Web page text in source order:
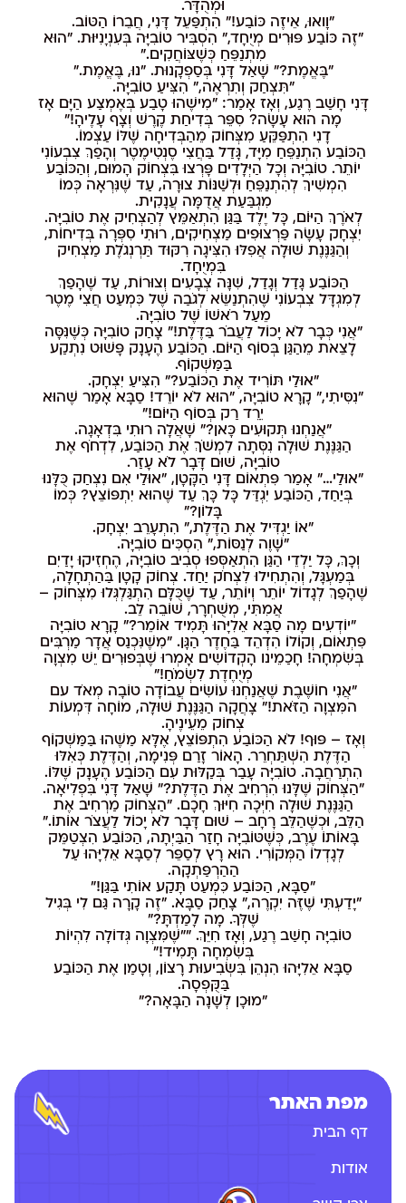
וּמְהֻדָּר.
"וָואוּ, אֵיזֶה כּוֹבַע!" הִתְפַּעֵל דָּנִי, חֲבֵרוֹ הַטּוֹב.
"זֶה כּוֹבַע פּוּרִים מְיֻחָד," הִסְבִּיר טוֹבִיָּה בְּעִנְיָנִיּוּת. "הוּא
מִתְנַפֵּחַ כְּשֶׁצּוֹחֲקִים."
"בֶּאֱמֶת?" שָׁאַל דָּנִי בְּסַפְקָנוּת. "נוּ, בֶּאֱמֶת."
"תִּצְחַק וְתִרְאֶה," הִצִּיעַ טוֹבִיָּה.
דָּנִי חָשַׁב רֶגַע, וְאָז אָמַר: "מִישֶׁהוּ טָבַע בְּאֶמְצַע הַיָּם אָז
מָה הוּא עָשָׂה? סִפֵּר בְּדִיחַת קֶרֶשׁ וְצָף עָלֶיהָ!"
דָנִי הִתְפַּקֵּעַ מִצְּחוֹק מֵהַבְּדִיחָה שֶׁלּוֹ עַצְמוֹ.
הַכּוֹבַע הִתְנַפֵּחַ מִיָּד, גָּדַל בַּחֲצִי סֶנְטִימֶטֶר וְהָפַךְ צִבְעוֹנִי
יוֹתֵר. טוֹבִיָּה וְכָל הַיְּלָדִים פָּרְצוּ בִּצְחוֹק הָמוּם, וְהַכּוֹבַע
הִמְשִׁיךְ לְהִתְנַפֵּחַ וּלְשַׁנּוֹת צוּרָה, עַד שֶׁנִּרְאָה כְּמוֹ
מִגְבַּעַת אֲדֻמָּה עֲנָקִית.
לְאֹרֶךְ הַיּוֹם, כָּל יֶלֶד בַּגַּן הִתְאַמֵּץ לְהַצְחִיק אֶת טוֹבִיָּה.
יִצְחָק עָשָׂה פַּרְצוּפִים מַצְחִיקִים, רוּתִי סִפְּרָה בְּדִיחוֹת,
וְהַגַּנֶּנֶת שׁוּלָה אֲפִלּוּ הִצִּיגָה רִקּוּד תַּרְנְגֹלֶת מַצְחִיק
בִּמְיֻחָד.
הַכּוֹבַע גָּדַל וְגָדַל, שִׁנָּה צְבָעִים וְצוּרוֹת, עַד שֶׁהָפַךְ
לְמִגְדָּל צִבְעוֹנִי שֶׁהִתְנַשֵּׂא לְגֹבַה שֶׁל כִּמְעַט חֲצִי מֶטֶר
מֵעַל רֹאשׁוֹ שֶׁל טוֹבִיָּה.
"אֲנִי כְּבָר לֹא יָכוֹל לַעֲבֹר בַּדֶּלֶת!" צָחַק טוֹבִיָּה כְּשֶׁנִּסָּה
לָצֵאת מֵהַגַּן בְּסוֹף הַיּוֹם. הַכּוֹבַע הֶעָנָק פָּשׁוּט נִתְקַע
בַּמַּשְׁקוֹף.
"אוּלַי תּוֹרִיד אֶת הַכּוֹבַע?" הִצִּיעַ יִצְחָק.
"נִסִּיתִי," קָרָא טוֹבִיָּה, "הוּא לֹא יוֹרֵד! סַבָּא אָמַר שֶׁהוּא
יֵרֵד רַק בְּסוֹף הַיּוֹם!"
"אֲנַחְנוּ תְּקוּעִים כָּאן?" שָׁאֲלָה רוּתִי בִּדְאָגָה.
הַגַּנֶּנֶת שׁוּלָה נִסְּתָה לִמְשֹׁךְ אֶת הַכּוֹבַע, לִדְחֹף אֶת
טוֹבִיָּה, שׁוּם דָּבָר לֹא עָזַר.
"אוּלַי…" אָמַר פִּתְאוֹם דָּנִי הַקָּטָן, "אוּלַי אִם נִצְחַק כֻּלָּנוּ
בְּיַחַד, הַכּוֹבַע יִגְדַּל כָּל כָּךְ עַד שֶׁהוּא יִתְפּוֹצֵץ? כְּמוֹ
בָּלוֹן?"
"אוֹ יַגְדִּיל אֶת הַדֶּלֶת," הִתְעָרֵב יִצְחָק.
"שָׁוֶה לְנַסּוֹת," הִסְכִּים טוֹבִיָּה.
וְכָךְ, כָּל יַלְדֵי הַגַּן הִתְאַסְּפוּ סְבִיב טוֹבִיָּה, הֶחְזִיקוּ יָדַיִם
בְּמַעְגָּל, וְהִתְחִילוּ לִצְחֹק יַחַד. צְחוֹק קָטָן בַּהַתְחָלָה,
שֶׁהָפַךְ לְגָדוֹל יוֹתֵר וְיוֹתֵר, עַד שֶׁכֻּלָּם הִתְגַּלְגְּלוּ מִצְּחוֹק –
אֲמִתִּי, מְשֻׁחְרָר, שׁוֹבֵה לֵב.
"יוֹדְעִים מָה סַבָּא אֵלִיָּהוּ תָּמִיד אוֹמֵר?" קָרָא טוֹבִיָּה
פִּתְאוֹם, וְקוֹלוֹ הִדְהֵד בַּחֶדֶר הַגָּן. "מִשֶּׁנִּכְנַס אֲדָר מַרְבִּים
בְּשִׂמְחָה! חָכַמֵינו הָקְדוֹשִים אָמְרוּ שֶׁבְּפוּרִים יֵשׁ מִצְוָה
מְיֻחֶדֶת לִשְׂמֹחַ!"
"אֲנִי חוֹשֶׁבֶת שֶׁאֲנַחְנוּ עוֹשִׂים עֲבוֹדָה טוֹבָה מְאֹד עם
המִּצְוָה הַזֹּאת!" צָחֲקָה הַגַּנֶּנֶת שׁוּלָה, מוֹחָה דִּמְעוֹת
צְחוֹק מֵעֵינֶיהָ.
וְאָז – פּוּף! לֹא הַכּוֹבַע הִתְפּוֹצֵץ, אֶלָּא מַשֶּׁהוּ בַּמַּשְׁקוֹף
הַדֶּלֶת הִשְׁתַּחְרֵר. הָאוֹר זָרַם פְּנִימָה, וְהַדֶּלֶת כְּאִלּוּ
הִתְרַחֲבָה. טוֹבִיָּה עָבַר בְּקַלּוּת עִם הַכּוֹבַע הֶעָנָק שֶׁלּוֹ.
"הַצְּחוֹק שֶׁלָּנוּ הִרְחִיב אֶת הַדֶּלֶת?" שָׁאַל דָּנִי בִּפְלִיאָה.
הַגַּנֶּנֶת שׁוּלָה חִיְּכָה חִיּוּךְ חָכָם. "הַצְּחוֹק מַרְחִיב אֶת
הַלֵּב, וּכְשֶׁהַלֵּב רָחָב – שׁוּם דָּבָר לֹא יָכוֹל לַעֲצֹר אוֹתוֹ."
בָּאוֹתוֹ עֶרֶב, כְּשֶׁטּוֹבִיָּה חָזַר הַבַּיְתָה, הַכּוֹבַע הִצְטַמֵּק
לְגָדְלוֹ הַמְּקוֹרִי. הוּא רָץ לְסַפֵּר לְסַבָּא אֵלִיָּהוּ עַל
הַהַרְפַּתְקָה.
"סַבָּא, הַכּוֹבַע כִּמְעַט תָּקַע אוֹתִי בַּגַּן!"
"יָדַעְתִּי שֶׁזֶּה יִקְרֶה," צָחַק סַבָּא. "זֶה קָרָה גַּם לִי בְּגִיל
שֶׁלְּךָ. מָה לָמַדְתָּ?"
טוֹבִיָּה חָשַׁב רֶגַע, וְאָז חִיֵּךְ. ""שֶׁמִּצְוָה גְּדוֹלָה לִהְיוֹת
בְּשִׂמְחָה תָּמִיד!"
סַבָּא אֵלִיָּהוּ הִנְהֵן בִּשְׂבִיעוּת רָצוֹן, וְטָמַן אֶת הַכּוֹבַע
בַּקֻּפְסָה.
"מוּכָן לְשָׁנָה הַבָּאָה?"
מפת האתר
דף הבית
אודות